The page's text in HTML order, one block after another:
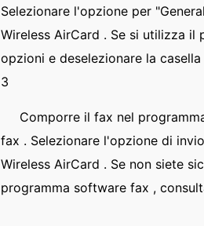
Selezionare l'opzione per
Wireless AirCard . Se si utilizza il
opzioni e deselezionare la
3
Comporre il fax nel
fax . Selezionare l'opzione di
Wireless AirCard . Se non siete
programma software fax ,